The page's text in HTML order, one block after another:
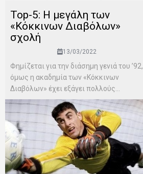
Top-5: H μεγάλη των
«Κόκκινων Διαβόλων»
σχολή
13/03/2022
Φημίζεται για την διάσημη γενιά του ’92,
όμως η ακαδημία των «Κόκκινων
Διαβόλων» έχει εξάγει πολλούς...